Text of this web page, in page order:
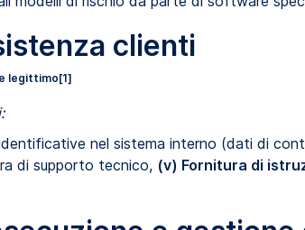
clienti
legittimo[1]
nel sistema interno (dati di
di supporto tecnico, (v) Fornitura di